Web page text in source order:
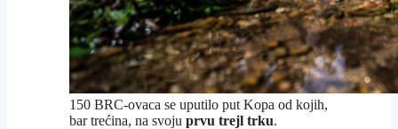
150 BRC-ovaca se uputilo put Kopa od kojih,
bar trećina, na svoju prvu trejl trku.